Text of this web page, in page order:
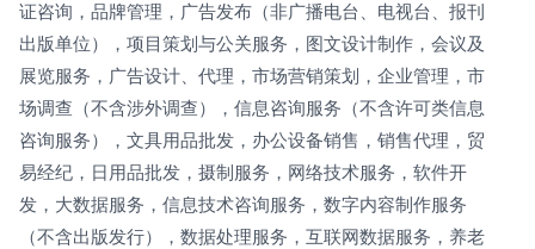
证咨询，品牌管理，广告发布（非广播电台、电视台、报刊
出版单位），项目策划与公关服务，图文设计制作，会议及
展览服务，广告设计、代理，市场营销策划，企业管理，市
场调查（不含涉外调查），信息咨询服务（不含许可类信息
咨询服务），文具用品批发，办公设备销售，销售代理，贸
易经纪，日用品批发，摄制服务，网络技术服务，软件开
发，大数据服务，信息技术咨询服务，数字内容制作服务
（不含出版发行），数据处理服务，互联网数据服务，养老